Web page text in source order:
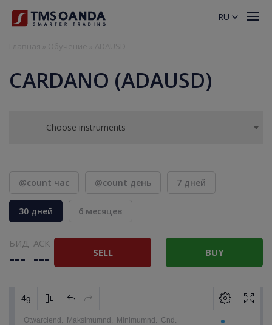
CARDANO (ADAUSD)
Choose instruments
@count час @count день 7 дней
30 дней 6 месяцев
БИД
---
АСК
--- SELL BUY
RU